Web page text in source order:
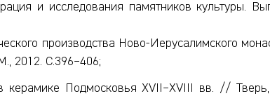
и исследования памятников культуры.
производства Ново-Иерусалимского
2012. С.396–406;
керамике Подмосковья XVII–XVIII вв. //